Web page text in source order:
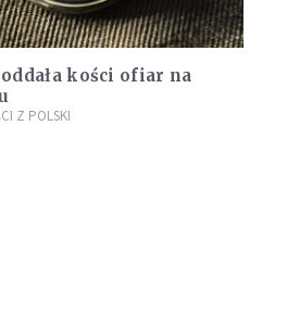
kości ofiar na
Z POLSKI